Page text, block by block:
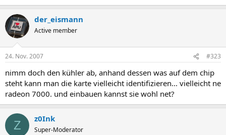
der_eismann
Active member
24. Nov. 2007 #323
nimm doch den kühler ab, anhand dessen was auf dem chip
steht kann man die karte vielleicht identifizieren... vielleicht ne
radeon 7000. und einbauen kannst sie wohl net?
Z z0Ink
Super-Moderator